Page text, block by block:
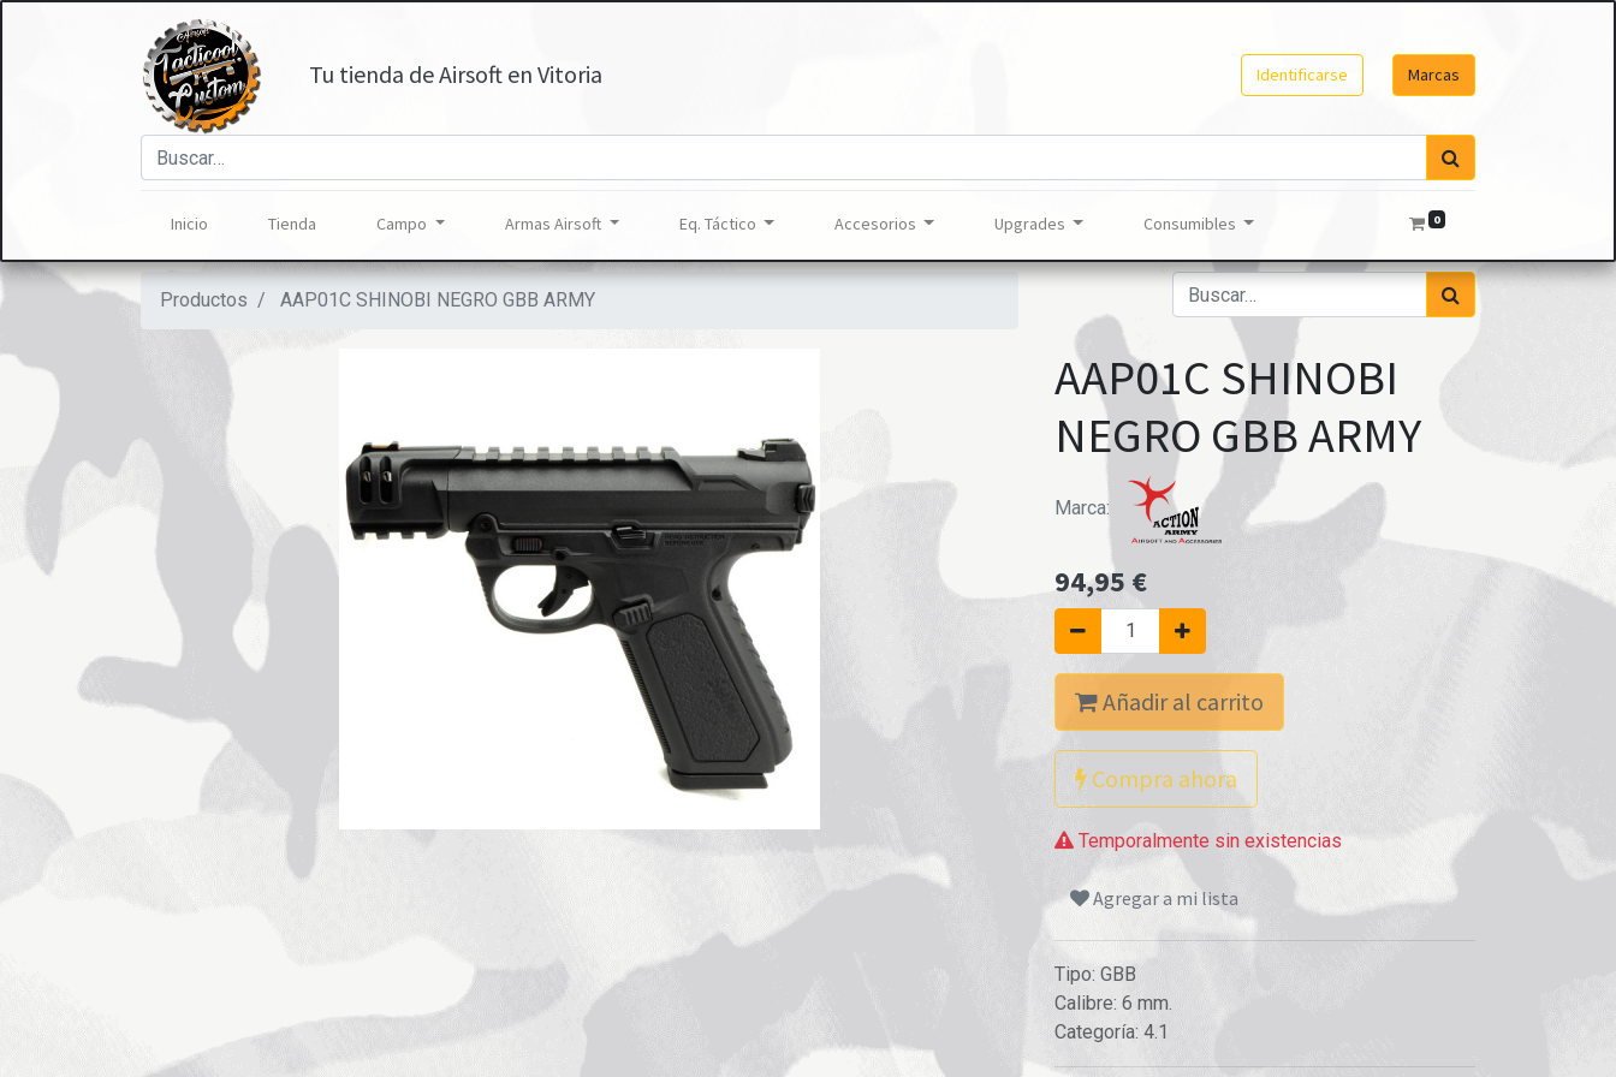
Tu tienda de Airsoft en Vitoria Identificarse Marcas
Inicio Tienda Campo Armas Airsoft Eq. Táctico Accesorios Upgrades Consumibles 0
Productos AAP01C SHINOBI NEGRO GBB ARMY
AAP01C SHINOBI
NEGRO GBB ARMY
Marca:
94,95 €
Añadir al carrito
Compra ahora
Temporalmente sin existencias
Agregar a mi lista
Tipo: GBB
Calibre: 6 mm.
Categoría: 4.1